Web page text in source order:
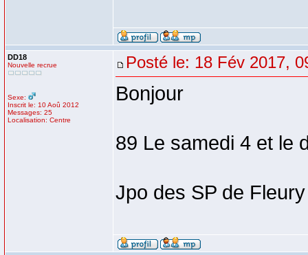
DD18
Nouvelle recrue
Sexe:
Inscrit le: 10 Aoû 2012
Messages: 25
Localisation: Centre
Posté le: 18 Fév 2017,
Bonjour
89 Le samedi 4 et le
Jpo des SP de